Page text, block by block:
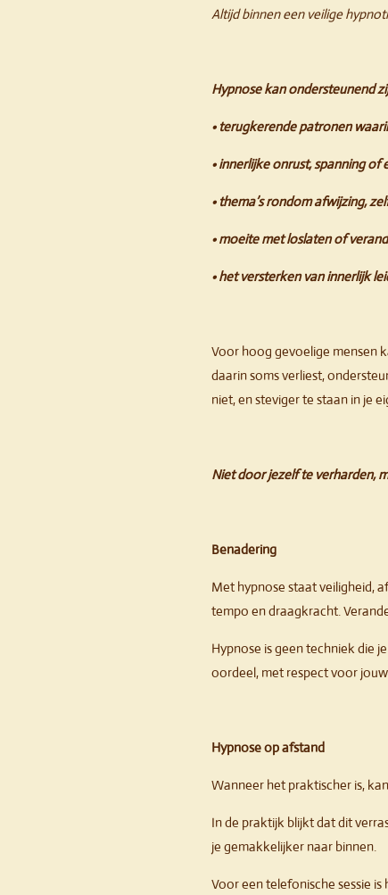
Altijd binnen een veilige
Hypnose kan ondersteunend
• terugkerende patronen
• innerlijke onrust, spanning of
• thema’s rondom afwijzing,
• moeite met loslaten of
• het versterken van innerlijk
Voor hoog gevoelige mensen
daarin soms verliest,
niet, en steviger te staan in je
Niet door jezelf te verharden,
Benadering
Met hypnose staat veiligheid,
tempo en draagkracht.
Hypnose is geen techniek die
oordeel, met respect voor
Hypnose op afstand
Wanneer het praktischer is,
In de praktijk blijkt dat dit
je gemakkelijker naar binnen.
Voor een telefonische sessie